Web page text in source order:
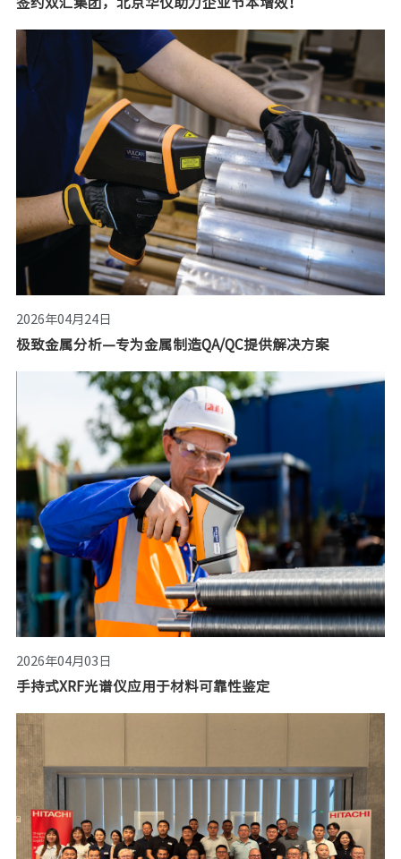
签约双汇集团，北京华仪助力企业节本增效！
2026年04月24日
极致金属分析—专为金属制造QA/QC提供解决方案
2026年04月03日
手持式XRF光谱仪应用于材料可靠性鉴定